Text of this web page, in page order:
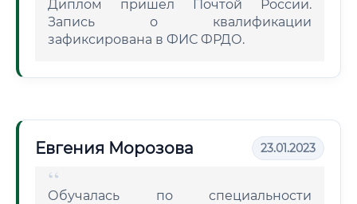
Диплом пришел Почтой России.
Запись о квалификации
зафиксирована в ФИС ФРДО.
Евгения Морозова 23.01.2023
Обучалась по специальности